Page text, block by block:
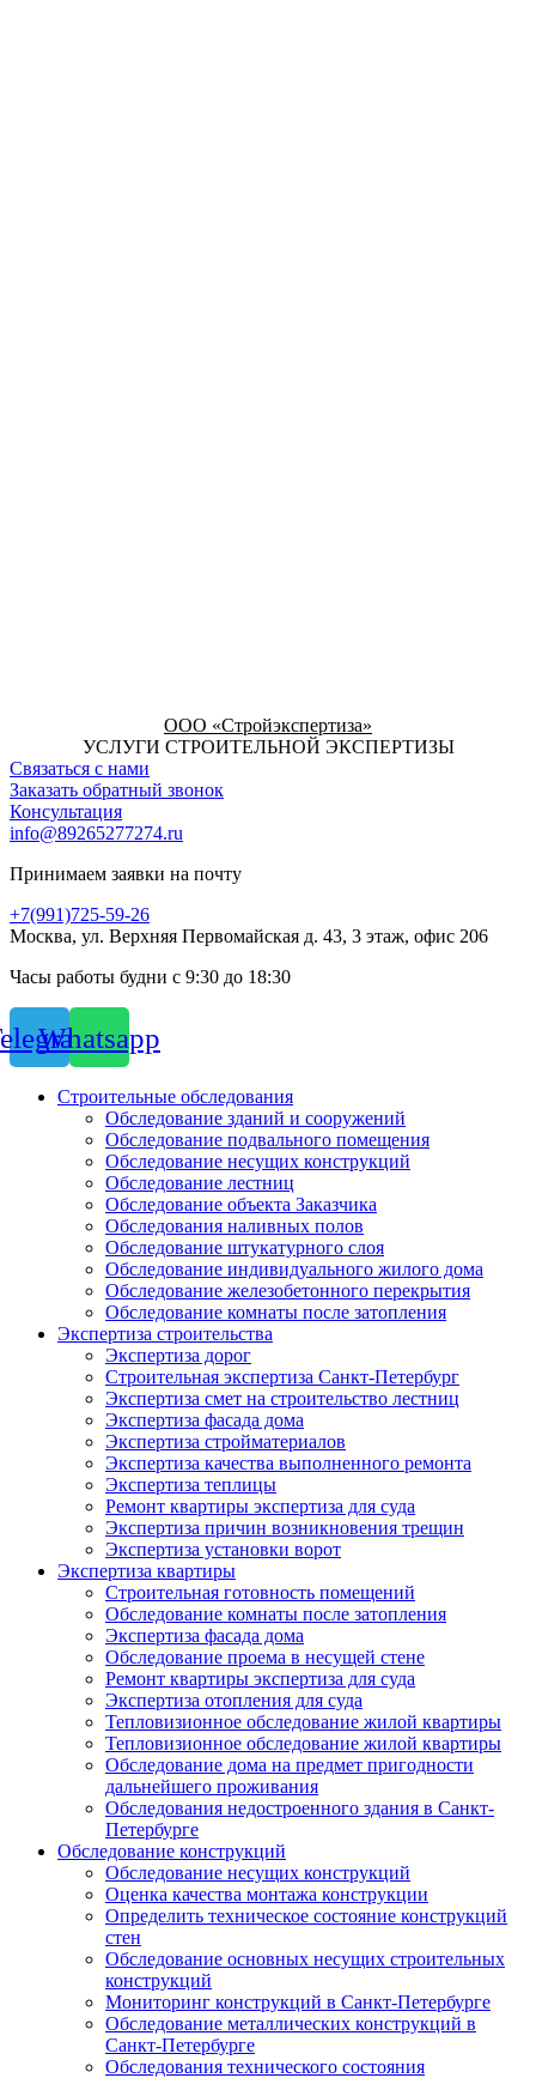
ООО «Стройэкспертиза»
УСЛУГИ СТРОИТЕЛЬНОЙ ЭКСПЕРТИЗЫ
Связаться с нами
Заказать обратный звонок
Консультация
info@89265277274.ru
Принимаем заявки на почту
+7(991)725-59-26
Москва, ул. Верхняя Первомайская д. 43, 3 этаж, офис 206
Часы работы будни с 9:30 до 18:30
Whatsapp
Строительные обследования
Обследование зданий и сооружений
Обследование подвального помещения
Обследование несущих конструкций
Обследование лестниц
Обследование объекта Заказчика
Обследования наливных полов
Обследование штукатурного слоя
Обследование индивидуального жилого дома
Обследование железобетонного перекрытия
Обследование комнаты после затопления
Экспертиза строительства
Экспертиза дорог
Строительная экспертиза Санкт-Петербург
Экспертиза смет на строительство лестниц
Экспертиза фасада дома
Экспертиза стройматериалов
Экспертиза качества выполненного ремонта
Экспертиза теплицы
Ремонт квартиры экспертиза для суда
Экспертиза причин возникновения трещин
Экспертиза установки ворот
Экспертиза квартиры
Строительная готовность помещений
Обследование комнаты после затопления
Экспертиза фасада дома
Обследование проема в несущей стене
Ремонт квартиры экспертиза для суда
Экспертиза отопления для суда
Тепловизионное обследование жилой квартиры
Тепловизионное обследование жилой квартиры
Обследование дома на предмет пригодности
дальнейшего проживания
Обследования недостроенного здания в Санкт-
Петербурге
Обследование конструкций
Обследование несущих конструкций
Оценка качества монтажа конструкции
Определить техническое состояние конструкций
стен
Обследование основных несущих строительных
конструкций
Мониторинг конструкций в Санкт-Петербурге
Обследование металлических конструкций в
Санкт-Петербурге
Обследования технического состояния